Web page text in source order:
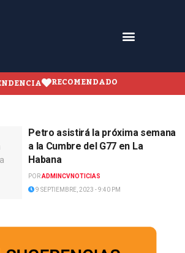
RECOMENDADO
Petro asistirá la próxima semana
a la Cumbre del G77 en La
Habana
PORADMINCVNOTICIAS
9 SEPTIEMBRE, 2023 - 9:40 PM